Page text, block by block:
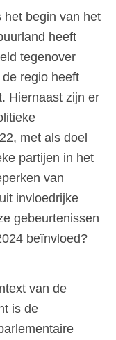
het begin van het
heeft
tegenover
regio heeft
Hiernaast zijn er
met als doel
partijen in het
van
invloedrijke
gebeurtenissen
beïnvloed?
van de
is de